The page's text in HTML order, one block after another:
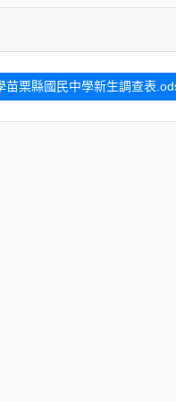
苗栗縣國民中學新生調查表